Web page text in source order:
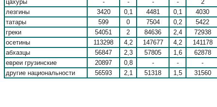
цахуры
- - - -
2
лезгины
3420 0,1 4481 0,1
4030
татары
599 0 7504 0,2
5422
греки
54051 2 84636 2,4
72938
осетины
113298 4,2 147677 4,2
141178
абхазцы
56847 2,3 57805 1,6
62878
евреи грузинские
20897 0,8 - -
-
другие национальности
56593 2,1 51318 1,5 31560